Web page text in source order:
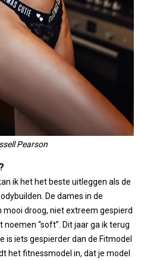
Pearson
ik het het beste uitleggen als de
De dames in de
mooi droog, niet extreem gespierd
“soft”. Dit jaar ga ik terug
is iets gespierder dan de Fitmodel
het fitnessmodel in, dat je model